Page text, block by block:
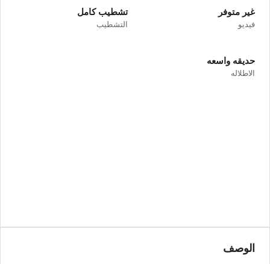
غير متوفر
فيديو
تشطيب كامل
التشطيب
حديقه واسعه
الاطلاله
الوصف